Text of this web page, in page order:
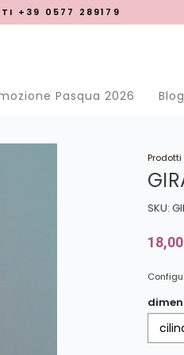
+39 0577 289179
Pasqua 2026 Blog
Prodotti
SKU: